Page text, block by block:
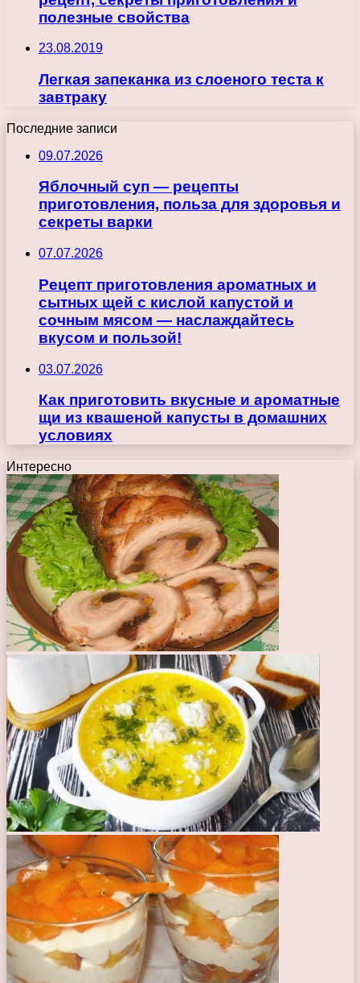
полезные свойства
23.08.2019
Легкая запеканка из слоеного теста к
завтраку
Последние записи
09.07.2026
Яблочный суп — рецепты
приготовления, польза для здоровья и
секреты варки
07.07.2026
Рецепт приготовления ароматных и
сытных щей с кислой капустой и
сочным мясом — наслаждайтесь
вкусом и пользой!
03.07.2026
Как приготовить вкусные и ароматные
щи из квашеной капусты в домашних
условиях
Интересно